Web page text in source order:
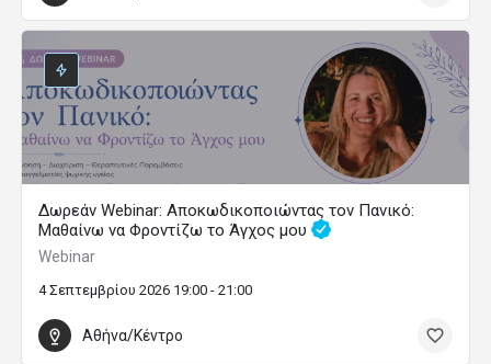
Δωρεάν Webinar: Αποκωδικοποιώντας τον Πανικό:
Μαθαίνω να Φροντίζω το Άγχος μου
Webinar
4 Σεπτεμβρίου 2026 19:00 - 21:00
Αθήνα/Κέντρο